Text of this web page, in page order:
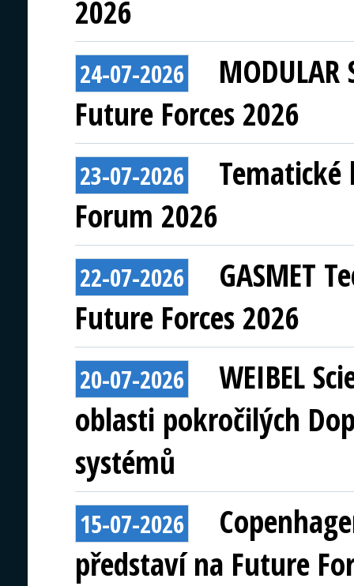
2026
24-07-2026
Future Forces 2026
23-07-2026
Tematické
Forum 2026
22-07-2026
GASMET
Future Forces 2026
20-07-2026
WEIBEL
oblasti pokročilých
systémů
15-07-2026
představí na Future